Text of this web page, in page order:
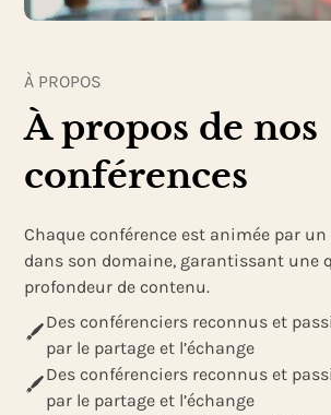
À PROPOS
À propos de nos
conférences
Chaque conférence est animée par
dans son domaine, garantissant une
profondeur de contenu.
Des conférenciers reconnus et
par le partage et l’échange
Des conférenciers reconnus et
par le partage et l’échange